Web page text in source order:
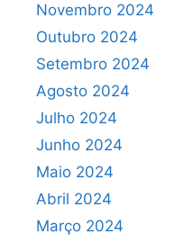
Novembro 2024
Outubro 2024
Setembro 2024
Agosto 2024
Julho 2024
Junho 2024
Maio 2024
Abril 2024
Março 2024